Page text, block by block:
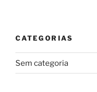
CATEGORIAS
Sem categoria